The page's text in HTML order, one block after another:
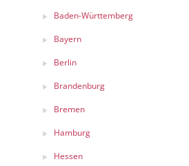
Baden-Württemberg
Bayern
Berlin
Brandenburg
Bremen
Hamburg
Hessen